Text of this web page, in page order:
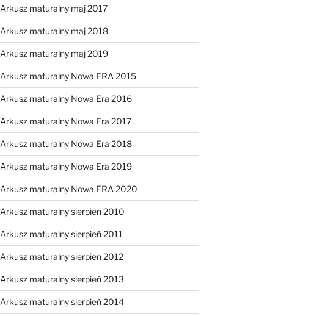
Arkusz maturalny maj 2017
Arkusz maturalny maj 2018
Arkusz maturalny maj 2019
Arkusz maturalny Nowa ERA 2015
Arkusz maturalny Nowa Era 2016
Arkusz maturalny Nowa Era 2017
Arkusz maturalny Nowa Era 2018
Arkusz maturalny Nowa Era 2019
Arkusz maturalny Nowa ERA 2020
Arkusz maturalny sierpień 2010
Arkusz maturalny sierpień 2011
Arkusz maturalny sierpień 2012
Arkusz maturalny sierpień 2013
Arkusz maturalny sierpień 2014